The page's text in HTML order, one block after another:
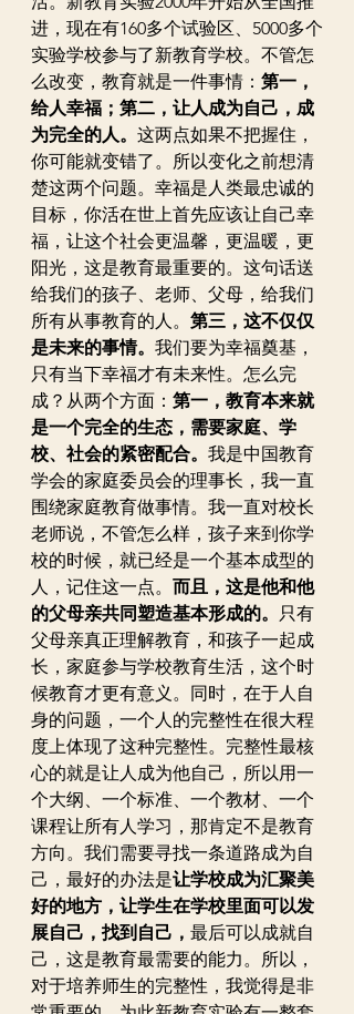
进，现在有160多个试验区、5000多个
实验学校参与了新教育学校。不管怎
么改变，教育就是一件事情： 第一，
给人幸福；第二，让人成为自己，成
为完全的人。 这两点如果不把握住，
你可能就变错了。所以变化之前想清
楚这两个问题。幸福是人类最忠诚的
目标，你活在世上首先应该让自己幸
福，让这个社会更温馨，更温暖，更
阳光，这是教育最重要的。这句话送
给我们的孩子、老师、父母，给我们
所有从事教育的人。 第三，这不仅仅
是未来的事情。 我们要为幸福奠基，
只有当下幸福才有未来性。怎么完
成？从两个方面： 第一，教育本来就
是一个完全的生态，需要家庭、学
校、社会的紧密配合。 我是中国教育
学会的家庭委员会的理事长，我一直
围绕家庭教育做事情。我一直对校长
老师说，不管怎么样，孩子来到你学
校的时候，就已经是一个基本成型的
人，记住这一点。 而且，这是他和他
的父母亲共同塑造基本形成的。
只有
父母亲真正理解教育，和孩子一起成
长，家庭参与学校教育生活，这个时
候教育才更有意义。同时，在于人自
身的问题，一个人的完整性在很大程
度上体现了这种完整性。完整性最核
心的就是让人成为他自己，所以用一
个大纲、一个标准、一个教材、一个
课程让所有人学习，那肯定不是教育
方向。我们需要寻找一条道路成为自
己，最好的办法是让学校成为汇聚美
好的地方，让学生在学校里面可以发
展自己，找到自己， 最后可以成就自
己，这是教育最需要的能力。所以，
对于培养师生的完整性，我觉得是非